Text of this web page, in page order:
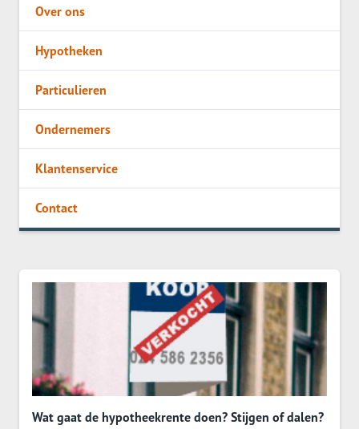
Over ons
Hypotheken
Particulieren
Ondernemers
Klantenservice
Contact
Wat gaat de hypotheekrente doen? Stijgen of dalen?